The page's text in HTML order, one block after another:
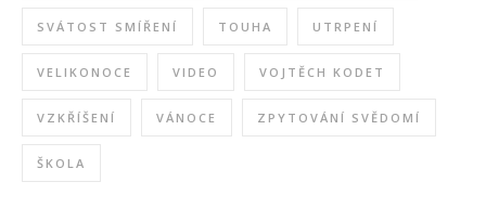
SVÁTOST SMÍŘENÍ TOUHA UTRPENÍ
VELIKONOCE VIDEO VOJTĚCH KODET
VZKŘÍŠENÍ VÁNOCE ZPYTOVÁNÍ SVĚDOMÍ
ŠKOLA